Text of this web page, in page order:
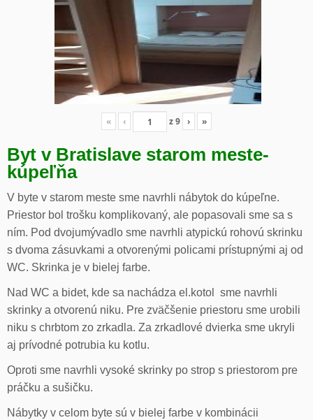
« ‹ z9 › »
Byt v Bratislave starom meste-
kúpeľňa
V byte v starom meste sme navrhli nábytok do kúpeľne.
Priestor bol trošku komplikovaný, ale popasovali sme sa s
ním. Pod dvojumývadlo sme navrhli atypickú rohovú skrinku
s dvoma zásuvkami a otvorenými policami prístupnými aj od
WC. Skrinka je v bielej farbe.
Nad WC a bidet, kde sa nachádza el.kotol sme navrhli
skrinky a otvorenú niku. Pre zväčšenie priestoru sme urobili
niku s chrbtom zo zrkadla. Za zrkadlové dvierka sme ukryli
aj prívodné potrubia ku kotlu.
Oproti sme navrhli vysoké skrinky po strop s priestorom pre
práčku a sušičku.
Nábytky v celom byte sú v bielej farbe v kombinácii